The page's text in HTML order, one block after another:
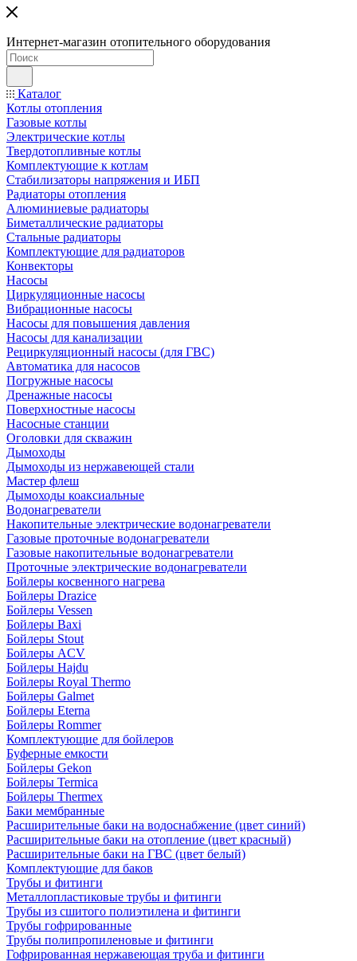
Интернет-магазин отопительного оборудования
Каталог
Котлы отопления
Газовые котлы
Электрические котлы
Твердотопливные котлы
Комплектующие к котлам
Стабилизаторы напряжения и ИБП
Радиаторы отопления
Алюминиевые радиаторы
Биметаллические радиаторы
Стальные радиаторы
Комплектующие для радиаторов
Конвекторы
Насосы
Циркуляционные насосы
Вибрационные насосы
Насосы для повышения давления
Насосы для канализации
Рециркуляционный насосы (для ГВС)
Автоматика для насосов
Погружные насосы
Дренажные насосы
Поверхностные насосы
Насосные станции
Оголовки для скважин
Дымоходы
Дымоходы из нержавеющей стали
Мастер флеш
Дымоходы коаксиальные
Водонагреватели
Накопительные электрические водонагреватели
Газовые проточные водонагреватели
Газовые накопительные водонагреватели
Проточные электрические водонагреватели
Бойлеры косвенного нагрева
Бойлеры Drazice
Бойлеры Vessen
Бойлеры Baxi
Бойлеры Stout
Бойлеры ACV
Бойлеры Hajdu
Бойлеры Royal Thermo
Бойлеры Galmet
Бойлеры Eterna
Бойлеры Rommer
Комплектующие для бойлеров
Буферные емкости
Бойлеры Gekon
Бойлеры Termica
Бойлеры Thermex
Баки мембранные
Расширительные баки на водоснабжение (цвет синий)
Расширительные баки на отопление (цвет красный)
Расширительные баки на ГВС (цвет белый)
Комплектующие для баков
Трубы и фитинги
Металлопластиковые трубы и фитинги
Трубы из сшитого полиэтилена и фитинги
Трубы гофрированные
Трубы полипропиленовые и фитинги
Гофрированная нержавеющая труба и фитинги